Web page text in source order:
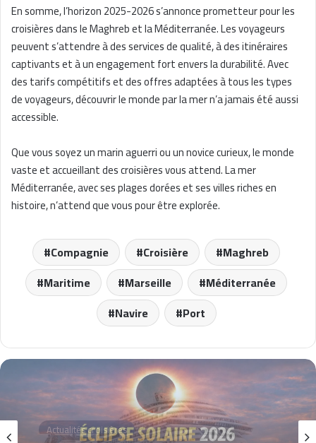
En somme, l’horizon 2025-2026 s’annonce prometteur pour les
croisières dans le Maghreb et la Méditerranée. Les voyageurs
peuvent s’attendre à des services de qualité, à des itinéraires
captivants et à un engagement fort envers la durabilité. Avec
des tarifs compétitifs et des offres adaptées à tous les types
de voyageurs, découvrir le monde par la mer n’a jamais été aussi
accessible.
Que vous soyez un marin aguerri ou un novice curieux, le monde
vaste et accueillant des croisières vous attend. La mer
Méditerranée, avec ses plages dorées et ses villes riches en
histoire, n’attend que vous pour être explorée.
Compagnie Croisière
Maghreb
Maritime
Marseille
Méditerranée
Navire
Port
Croisières